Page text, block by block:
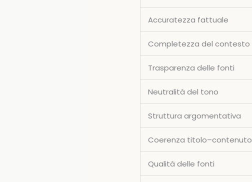
Accuratezza fattuale
Completezza del contesto
Trasparenza delle fonti
Neutralità del tono
Struttura argomentativa
Coerenza titolo–contenuto
Qualità delle fonti